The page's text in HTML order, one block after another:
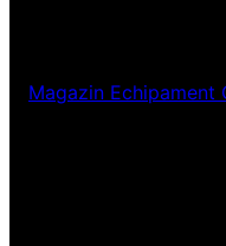
Magazin Echipament